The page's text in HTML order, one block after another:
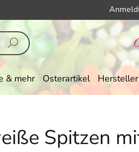
& mehr Osterartikel Hersteller
Spitzen